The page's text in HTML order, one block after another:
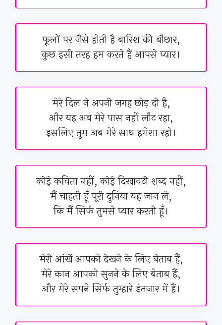
फूलों पर जैसे होती है बारिश की बौछार,
कुछ इसी तरह हम करते हैं आपसे प्यार।
मेरे दिल ने अपनी जगह छोड़ दी है,
और यह अब मेरे पास नहीं लौट रहा,
इसलिए तुम अब मेरे साथ हमेशा रहो।
कोई कविता नहीं, कोई दिखावटी शब्द नहीं,
मैं चाहती हूँ पूरी दुनिया यह जान ले,
कि मैं सिर्फ तुमसे प्यार करती हूँ।
मेरी आंखें आपको देखने के लिए बेताब हैं,
मेरे कान आपको सुनने के लिए बेताब हैं,
और मेरे सपने सिर्फ तुम्हारे इंतजार में हैं।